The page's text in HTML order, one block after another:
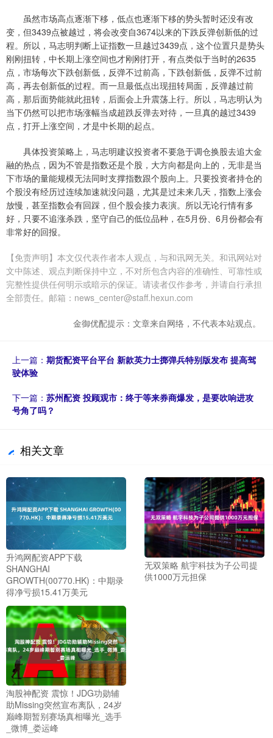
虽然市场高点逐渐下移，低点也逐渐下移的势头暂时还没有改
变，但3439点被越过，将会改变自3674以来的下跌反弹创新低的过
程。所以，马志明判断上证指数一旦越过3439点，这个位置只是势头
刚刚扭转，中长期上涨空间也才刚刚打开，有点类似于当时的2635
点，市场每次下跌创新低，反弹不过前高，下跌创新低，反弹不过前
高，再去创新低的过程。而一旦最低点出现扭转局面，反弹越过前
高，那后面势能就此扭转，后面会上升震荡上行。所以，马志明认为
当下仍然可以把市场涨幅当成超跌反弹去对待，一旦真的越过3439
点，打开上涨空间，才是中长期的起点。
具体投资策略上，马志明建议投资者不要急于调仓换股去追大金
融的热点，因为不管是指数还是个股，大方向都是向上的，无非是当
下市场的量能规模无法同时支撑指数跟个股向上。只要投资者持仓的
个股没有经历过连续加速就没问题，尤其是过未来几天，指数上涨会
放慢，甚至指数会有回踩，但个股会接力表演。所以无论行情有多
好，只要不追涨杀跌，坚守自己的低位品种，在5月份、6月份都会有
非常好的回报。
【免责声明】本文仅代表作者本人观点，与和讯网无关。和讯网站对
文中陈述、观点判断保持中立，不对所包含内容的准确性、可靠性或
完整性提供任何明示或暗示的保证。请读者仅作参考，并请自行承担
全部责任。邮箱：news_center@staff.hexun.com
金御优配提示：文章来自网络，不代表本站观点。
上一篇： 期货配资平台平台 新款英力士掷弹兵特别版发布 提高驾
驶体验
下一篇： 苏州配资 投顾观市：终于等来券商爆发，是要吹响进攻
号角了吗？
相关文章
升鸿网配资APP下载
SHANGHAI
GROWTH(00770.HK)：中期录
得净亏损15.41万美元
无双策略 航宇科技为子公司提
供1000万元担保
淘股神配资 震惊！JDG功勋辅
助Missing突然宣布离队，24岁
巅峰期暂别赛场真相曝光_选手
_微博_娄运峰